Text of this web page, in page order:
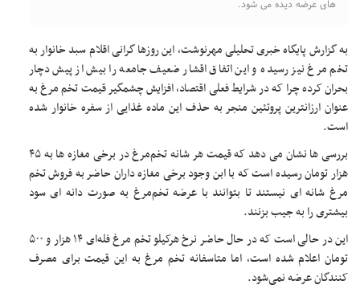
های عرضه دیده می شود.
به گزارش پایگاه خبری تحلیلی مهرنوشت، این روزها گرانی اقلام سبد خانوار به
تخم مرغ نیز رسیده و این اتفاق اقشار ضعیف جامعه را بیش از پیش دچار
بحران کرده چرا که در شرایط فعلی اقتصاد، افزایش چشمگیر قیمت تخم مرغ به
عنوان ارزانترین پروتئین منجر به حذف این ماده غذایی از سفره خانوار شده
است.
بررسی ها نشان می دهد که قیمت هر شانه تخم‌مرغ در برخی مغازه ها به ۴۵
هزار تومان رسیده است که با ابن وجود برخی مغازه داران حاضر به فروش تخم
مرغ شانه ای نیستند تا بتوانند با عرضه تخم‌مرغ به صورت دانه ای سود
بیشتری را به جیب بزنند‌.
این در حالی است که در حال حاضر نرخ هرکیلو تخم مرغ فله‌ای ۱۴ هزار و ۵۰۰
تومان اعلام شده است، اما متاسفانه تخم مرغ به این قیمت برای مصرف
کنندگان عرضه نمی‌شود.